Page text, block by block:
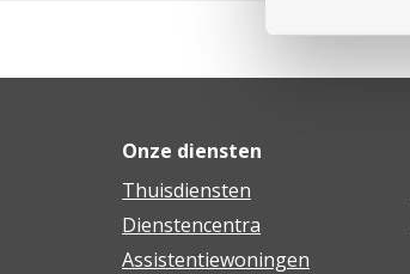
Onze diensten
Thuisdiensten
Dienstencentra
Assistentiewoningen